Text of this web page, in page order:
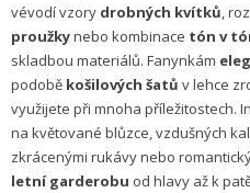
vévodí vzory drobných kvítků,
proužkynebo kombinace tón v
skladbou materiálů. Fanynkám
podobě košilových šatů v lehce
využijete při mnoha příležitostech.
na květované blůzce, vzdušných
zkrácenými rukávy nebo
letní garderobu od hlavy až k